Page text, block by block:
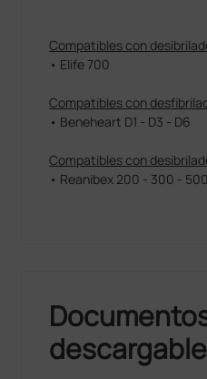
Compatibles con
• Elife 700
Compatibles con
• Beneheart D1 - D3 - D6
Compatibles con
• Reanibex 200 - 300 -